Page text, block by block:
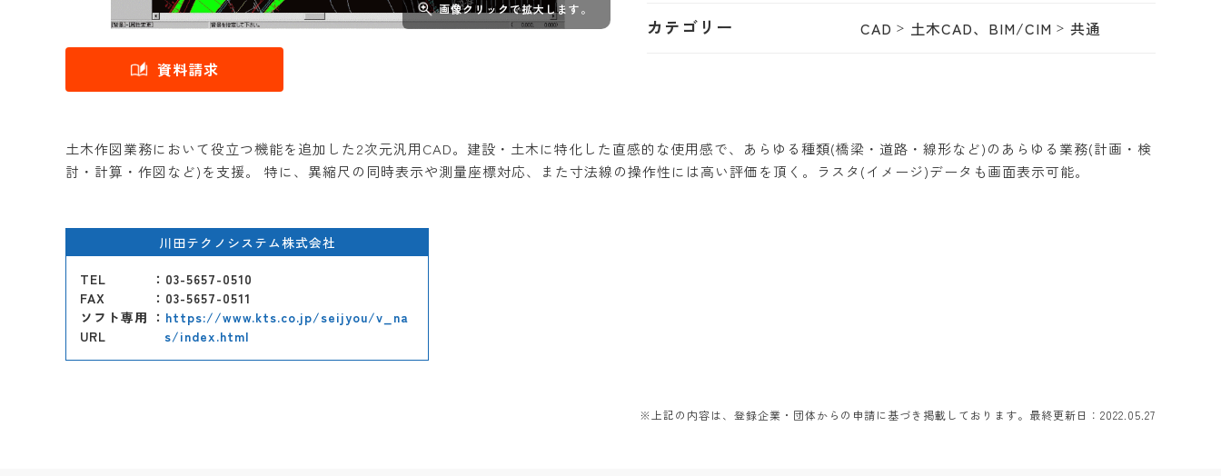
画像クリックで拡大します。
資料請求
カテゴリー CAD 土木CAD、BIM/CIM 共通
土木作図業務において役立つ機能を追加した2次元汎用CAD。建設・土木に特化した直感的な使用感で、あらゆる種類(橋梁・道路・線形など)のあらゆる業務(計画・検
討・計算・作図など)を支援。 特に、異縮尺の同時表示や測量座標対応、また寸法線の操作性には高い評価を頂く。ラスタ(イメージ)データも画面表示可能。
川田テクノシステム株式会社
TEL
：03-5657-0510
FAX
：03-5657-0511
ソフト専用
URL
： https://www.kts.co.jp/seijyou/v_na
s/index.html
※上記の内容は、登録企業・団体からの申請に基づき掲載しております。最終更新日：2022.05.27